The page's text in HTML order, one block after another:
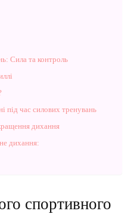
Сила та контроль
під час силових тренувань
дихання
дихання:
спортивного